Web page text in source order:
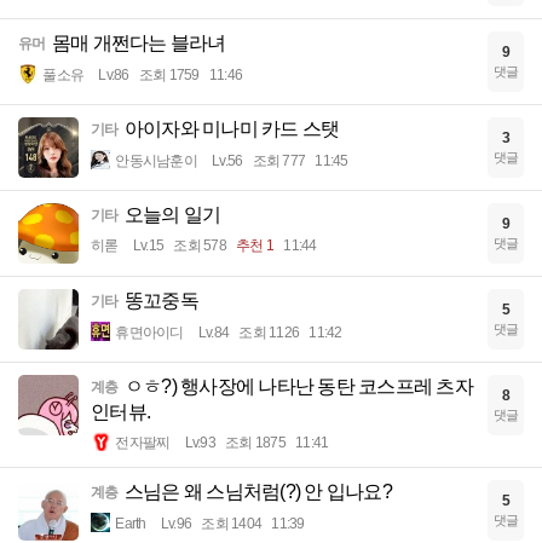
유머 몸매 개쩐다는 블라녀
풀소유 Lv.86 조회 1759 11:46
9
댓글
기타 아이자와 미나미 카드 스탯
안동시남훈이 Lv.56 조회 777 11:45
3
댓글
기타 오늘의 일기
히롣 Lv.15 조회 578 추천 1 11:44
9
댓글
기타 똥꼬중독
휴면아이디 Lv.84 조회 1126 11:42
5
댓글
계층
ㅇㅎ?) 행사장에 나타난 동탄 코스프레 츠자
인터뷰.
전자팔찌 Lv.93 조회 1875 11:41
8
댓글
계층 스님은 왜 스님처럼(?) 안 입나요?
Earth Lv.96 조회 1404 11:39
5
댓글